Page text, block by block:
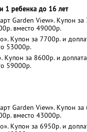
1 ребенка до 16 лет
Garden View». Купон за
вместо 49000р.
Купон за 7700р. и
53000р.
Купон за 8600р. и
59000р.
Garden View». Купон за
вместо 43000р.
Купон за 6950р. и